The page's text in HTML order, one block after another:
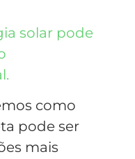
solar pode
como
pode ser
mais